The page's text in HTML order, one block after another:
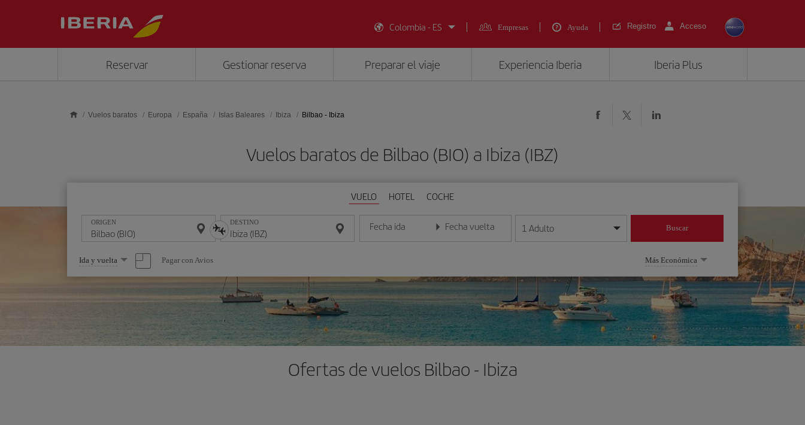
Colombia - ES
Empresas Ayuda Registro Acceso
Reservar Gestionar reserva Preparar el viaje Experiencia Iberia Iberia Plus
Vuelos baratos Europa España Islas Baleares Ibiza Bilbao - Ibiza
Vuelos baratos de Bilbao (BIO) a Ibiza (IBZ)
VUELO HOTEL COCHE
ORIGEN DESTINO Fecha ida
Introduce la fecha en formato día/mes/año
Fecha vuelta
Introduce la fecha en formato día/mes/año
1 Adulto Buscar
Seleccione
una
opción
Ida y vuelta Pagar con Avios Más Económica
Ofertas de vuelos Bilbao - Ibiza